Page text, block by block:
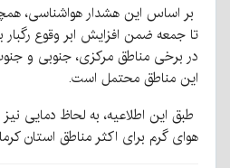
بر اساس این هشدار هواشناسی،
تا جمعه ضمن افزایش ابر وقوع رگبار
در برخی مناطق مرکزی، جنوبی و
این مناطق محتمل است.
طبق این اطلاعیه، به لحاظ دمایی
هوای گرم برای اکثر مناطق استان